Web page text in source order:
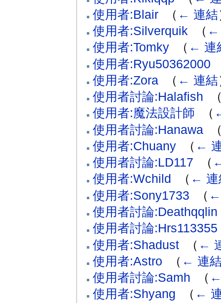
使用者:Blair‎ （ ← 連結
使用者:Silverquik
（ ←
使用者:Tomky‎ （ ← 連
使用者:Ryu50362000
使用者:Zora‎ （ ← 連結
使用者討論:Halafish
使用者:魔法設計師
（
使用者討論:Hanawa‎
使用者:Chuany‎ （ ←
使用者討論:LD117
（
使用者:Wchild
（ ← 連
使用者:Sony1733
（ ←
使用者討論:Deathqqlin
使用者討論:Hrs113355
使用者:Shadust‎ （ ←
使用者:Astro
（ ← 連
使用者討論:Samh
（
使用者:Shyang
（ ←